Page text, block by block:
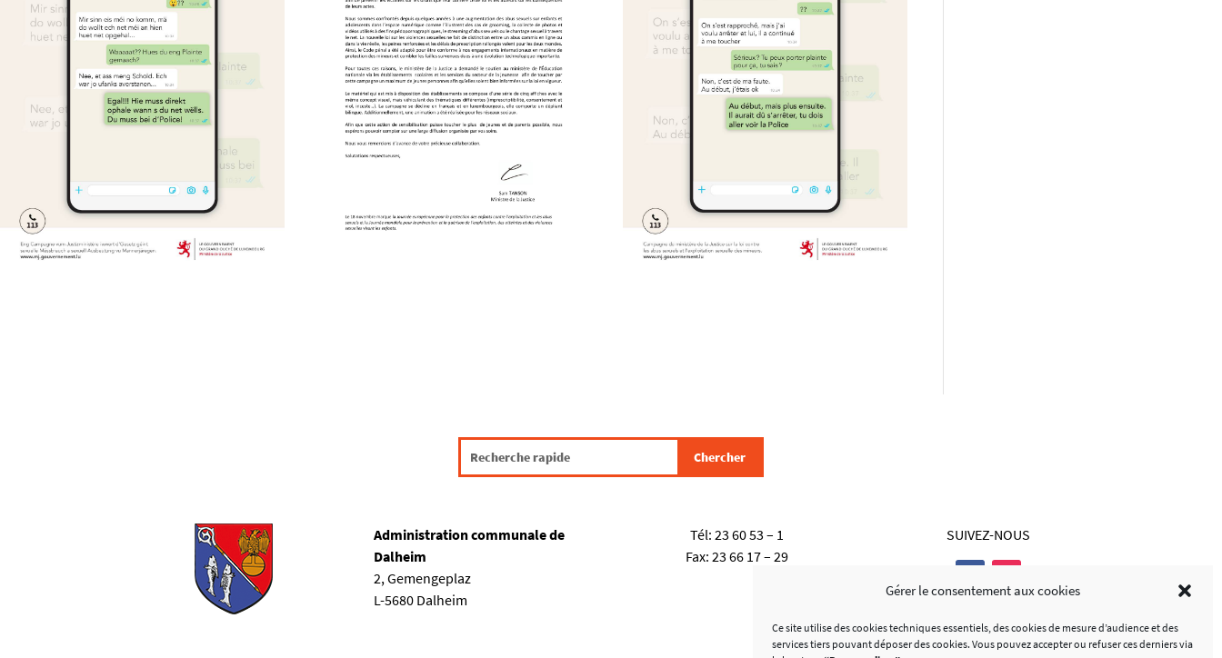
Gérer le consentement aux cookies
Ce site utilise des cookies techniques essentiels, des cookies de mesure d’audience et des
services tiers pouvant déposer des cookies. Vous pouvez accepter ou refuser ces derniers via
Administration communale de
Dalheim
2, Gemengeplaz
L-5680 Dalheim
Tél: 23 60 53 – 1
Fax: 23 66 17 – 29
SUIVEZ-NOUS